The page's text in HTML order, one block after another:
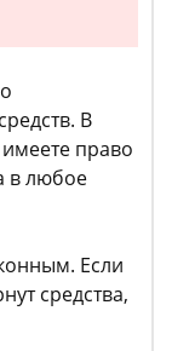
В
право
в любое
Если
средства,